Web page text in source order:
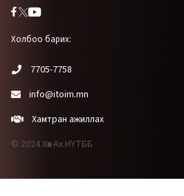
Холбоо барих:
7705-7758
info@itoim.mn
Хамтран ажиллах
© 2024 Хөх Ах НҮТББ